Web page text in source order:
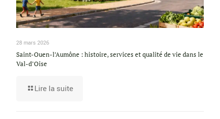
28 mars 2026
Saint-Ouen-l’Aumône : histoire, services et qualité de vie dans le
Val-d’Oise
Lire la suite